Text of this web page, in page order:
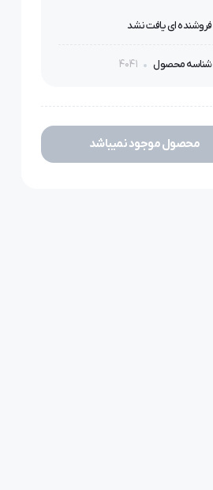
فروشنده ای یافت نشد
شناسه محصول 4041
محصول موجود نمیباشد